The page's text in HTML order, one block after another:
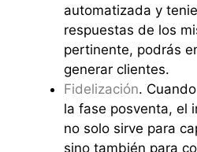
automatizada y
respuestas de los
pertinente, podrás
generar clientes.
Fidelización.
la fase posventa, el
no solo sirve para
sino también para